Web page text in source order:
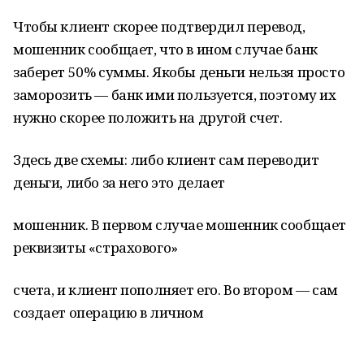
Чтобы клиент скорее подтвердил перевод,
мошенник сообщает, что в ином случае банк
заберет 50% суммы. Якобы деньги нельзя просто
заморозить — банк ими пользуется, поэтому их
нужно скорее положить на другой счет.
Здесь две схемы: либо клиент сам переводит
деньги, либо за него это делает
мошенник. В первом случае мошенник сообщает
реквизиты «страхового»
счета, и клиент пополняет его. Во втором — сам
создает операцию в личном